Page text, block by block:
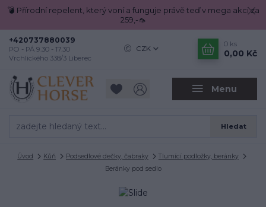
💣 Přírodní repelent, který voní a funguje právě teď v mega akci za
259,-🦟
Menu
CZK
Hledat
+420737880039
PO - PÁ 9.30 - 17.30
Vrchlického 338/3 Liberec
0 ks
0,00 Kč
Úvod Kůň Podsedlové dečky, čabraky
Tlumící podložky, beránky
Beránky pod sedlo